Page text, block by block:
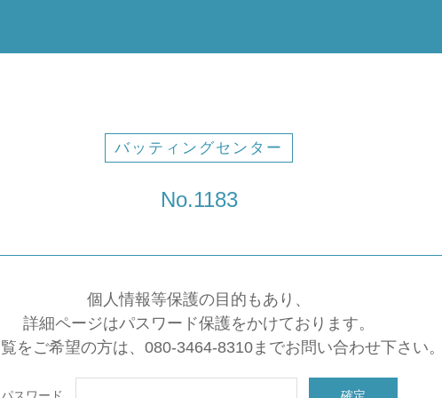
バッティングセンター
No.1183
個人情報等保護の目的もあり、
詳細ページはパスワード保護をかけております。
をご希望の方は、080-3464-8310までお問い合わせ下さい。